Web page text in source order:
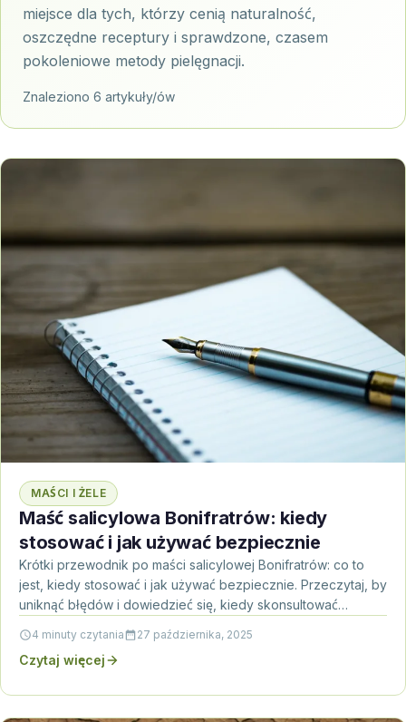
miejsce dla tych, którzy cenią naturalność,
oszczędne receptury i sprawdzone, czasem
pokoleniowe metody pielęgnacji.
Znaleziono 6 artykuły/ów
MAŚCI I ŻELE
Maść salicylowa Bonifratrów: kiedy
stosować i jak używać bezpiecznie
Krótki przewodnik po maści salicylowej Bonifratrów: co to
jest, kiedy stosować i jak używać bezpiecznie. Przeczytaj, by
uniknąć błędów i dowiedzieć się, kiedy skonsultować…
4 minuty czytania 27 października, 2025
Czytaj więcej